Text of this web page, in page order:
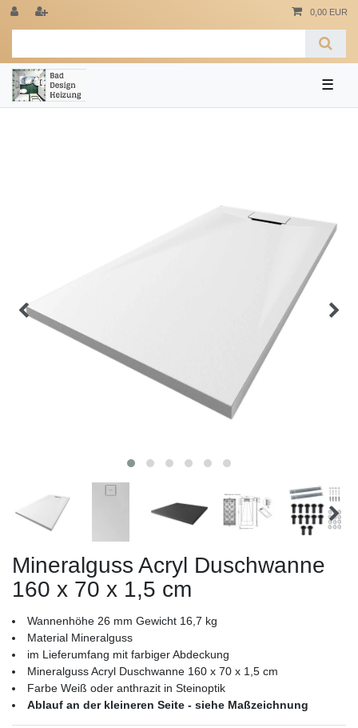
0,00 EUR
☰
Mineralguss Acryl Duschwanne
160 x 70 x 1,5 cm
Wannenhöhe 26 mm Gewicht 16,7 kg
Material Mineralguss
im Lieferumfang mit farbiger Abdeckung
Mineralguss Acryl Duschwanne 160 x 70 x 1,5 cm
Farbe Weiß oder anthrazit in Steinoptik
Ablauf an der kleineren Seite - siehe Maßzeichnung